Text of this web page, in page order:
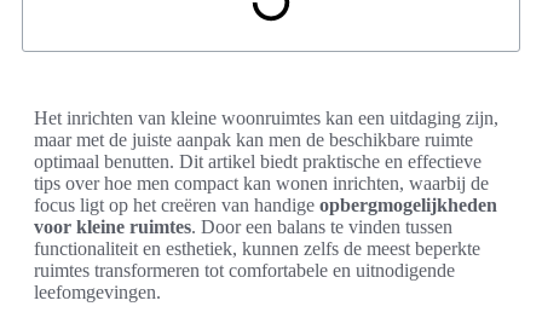
Het inrichten van kleine woonruimtes kan een uitdaging zijn,
maar met de juiste aanpak kan men de beschikbare ruimte
optimaal benutten. Dit artikel biedt praktische en effectieve
tips over hoe men compact kan wonen inrichten, waarbij de
focus ligt op het creëren van handige opbergmogelijkheden
voor kleine ruimtes. Door een balans te vinden tussen
functionaliteit en esthetiek, kunnen zelfs de meest beperkte
ruimtes transformeren tot comfortabele en uitnodigende
leefomgevingen.